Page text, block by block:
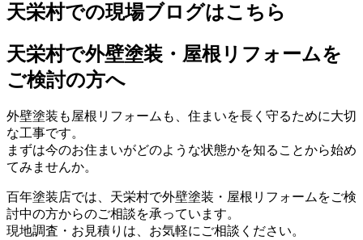
天栄村での現場ブログはこちら
天栄村で外壁塗装・屋根リフォームを
ご検討の方へ
外壁塗装も屋根リフォームも、住まいを長く守るために大切
な工事です。
まずは今のお住まいがどのような状態かを知ることから始め
てみませんか。
百年塗装店では、天栄村で外壁塗装・屋根リフォームをご検
討中の方からのご相談を承っています。
現地調査・お見積りは、お気軽にご相談ください。